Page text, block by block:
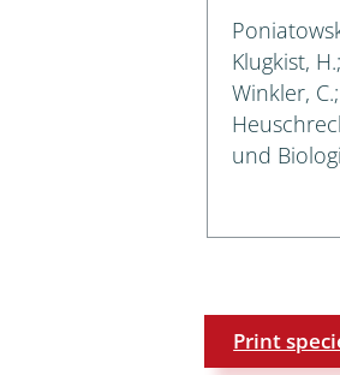
Lepidoptera: Papilionoidea,
Hesperioidea, Zygaenidae
Coleoptera aquatica
Klugkist,
Winkler,
und
Print